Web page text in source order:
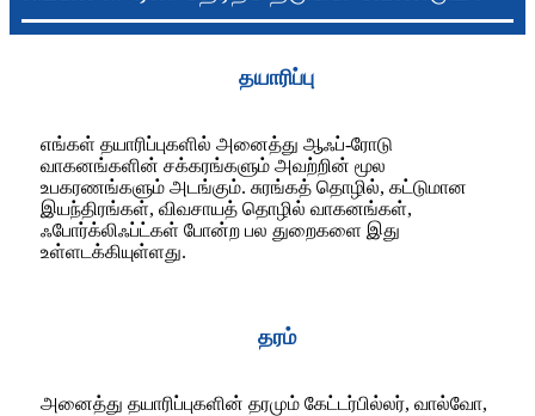
தயாரிப்பு
எங்கள் தயாரிப்புகளில் அனைத்து ஆஃப்-ரோடு
வாகனங்களின் சக்கரங்களும் அவற்றின் மூல
உபகரணங்களும் அடங்கும். சுரங்கத் தொழில், கட்டுமான
இயந்திரங்கள், விவசாயத் தொழில் வாகனங்கள்,
ஃபோர்க்லிஃப்ட்கள் போன்ற பல துறைகளை இது
உள்ளடக்கியுள்ளது.
தரம்
அனைத்து தயாரிப்புகளின் தரமும் கேட்டர்பில்லர், வால்வோ,